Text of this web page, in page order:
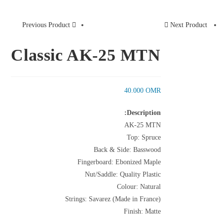
Previous Product Next Product
Classic AK-25 MTN
40.000 OMR
Description:
AK-25 MTN
Top: Spruce
Back & Side: Basswood
Fingerboard: Ebonized Maple
Nut/Saddle: Quality Plastic
Colour: Natural
Strings: Savarez (Made in France)
Finish: Matte